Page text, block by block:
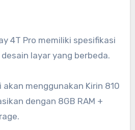
4T Pro memiliki spesifikasi
layar yang berbeda.
akan menggunakan Kirin 810
dengan 8GB RAM +